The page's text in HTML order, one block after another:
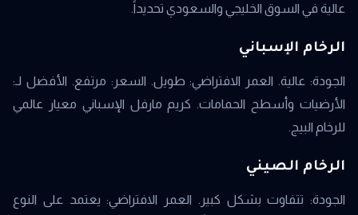
عالية في السوق الخليجي والسعودي تحديداً.
الرخام الإسباني
الجودة: عالية. العمر الافتراضي: طويل. السعر: مرتفع. الأفضل لـ:
الأرضيات وأسطح الحمامات. كريم مارفل الإسباني معيار عالمي
للرخام البيج.
الرخام الصيني
الجودة: تتفاوت بشكل كبير. العمر الافتراضي: يعتمد على النوع